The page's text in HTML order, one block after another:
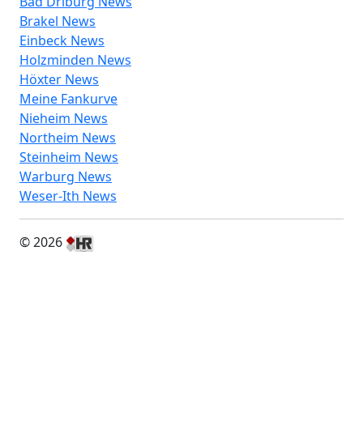
Brakel News
Einbeck News
Holzminden News
Höxter News
Meine Fankurve
Nieheim News
Northeim News
Steinheim News
Warburg News
Weser-Ith News
© 2026